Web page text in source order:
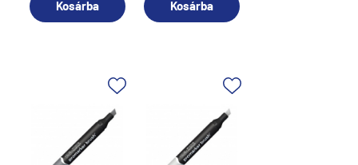
Kosárba Kosárba